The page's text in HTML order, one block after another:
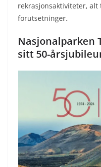
rekrasjonsaktiviteter, alt
forutsetninger.
Nasjonalparken
sitt 50-